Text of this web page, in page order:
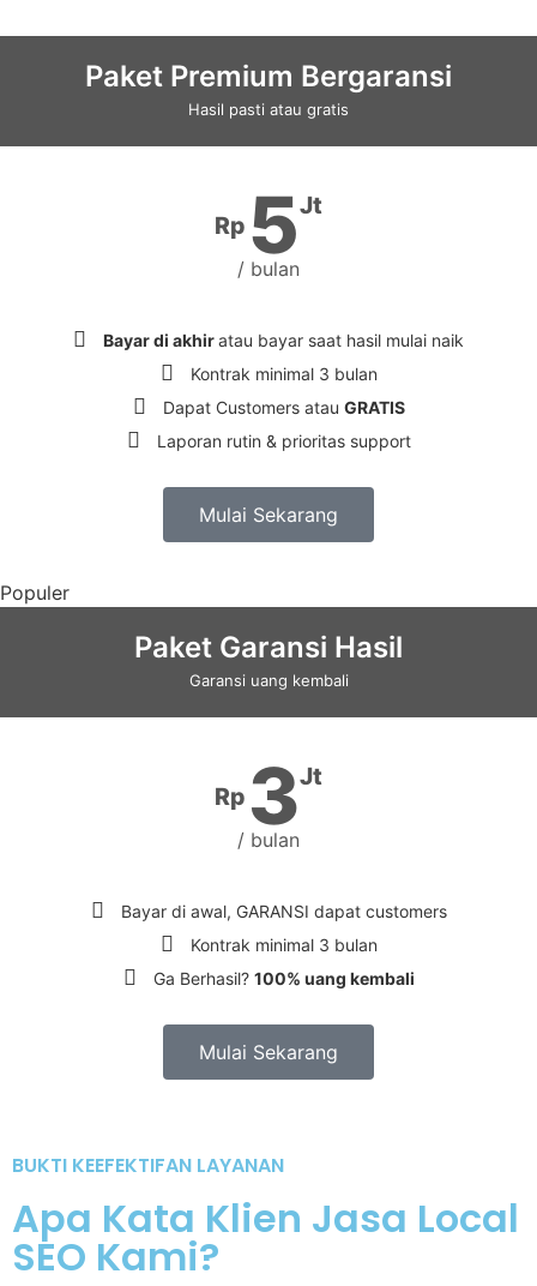
Paket Premium Bergaransi
Hasil pasti atau gratis
Rp 5Jt
/ bulan
Bayar di akhiratau bayar saat hasil mulai naik
Kontrak minimal 3 bulan
Dapat Customers atau GRATIS
Laporan rutin & prioritas support
Mulai Sekarang
Populer
Paket Garansi Hasil
Garansi uang kembali
Rp 3Jt
/ bulan
Bayar di awal, GARANSI dapat customers
Kontrak minimal 3 bulan
Ga Berhasil? 100% uang kembali
Mulai Sekarang
BUKTI KEEFEKTIFAN LAYANAN
Apa Kata Klien Jasa Local
SEO Kami?